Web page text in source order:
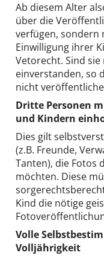
Ab diesem Alter
über die
verfügen, sondern
Einwilligung ihrer
Vetorecht. Sind
einverstanden, so
nicht
Dritte Personen
und Kindern
Dies gilt
(z.B. Freunde,
Tanten), die Fotos
möchten. Diese
Kind die nötige
Volle
Volljährigkeit